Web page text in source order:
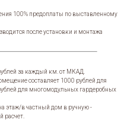
100% предоплаты по выставленному
после установки и монтажа
за каждый км. от МКАД.
составляет 1000 рублей для
для многомодульных гардеробных
этаж/в частный дом в ручную -
расчет.